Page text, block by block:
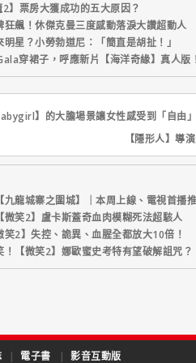
2】票房大獲成功的五大原因？
狂飆！休傑克曼三度感動落淚大讚超動人
星？小勞勃道尼：「簡直是胡扯！」
穿裙子，呼應新片【海洋奇緣】真人版！
】的大膽場景讓女性感受到「自由」
【隱形人】導
九龍城寨之圍城】｜本周上線、電視首播
微笑2】盧卡斯蓋奇血肉模糊死法超駭人
2】失控、詭異、血腥全都放大10倍！
【微笑2】娜歐蜜史考特有望破解詛咒？
| 電子書 | 影音互動版